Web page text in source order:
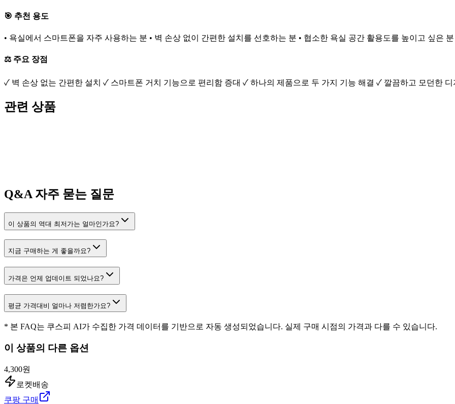
🎯 추천 용도
• 욕실에서 스마트폰을 자주 사용하는 분 • 벽 손상 없이 간편한 설치를 선호하는 분 • 협소한 욕실 공간 활용도를 높이고 싶은 분
⚖️ 주요 장점
✓ 벽 손상 없는 간편한 설치 ✓ 스마트폰 거치 기능으로 편리함 증대 ✓ 하나의 제품으로 두 가지 기능 해결 ✓ 깔끔하고 모던한 디
관련 상품
Q&A 자주 묻는 질문
이 상품의 역대 최저가는 얼마인가요?
지금 구매하는 게 좋을까요?
가격은 언제 업데이트 되었나요?
평균 가격대비 얼마나 저렴한가요?
* 본 FAQ는 쿠스피 AI가 수집한 가격 데이터를 기반으로 자동 생성되었습니다. 실제 구매 시점의 가격과 다를 수 있습니다.
이 상품의 다른 옵션
4,300원
로켓배송
쿠팡 구매